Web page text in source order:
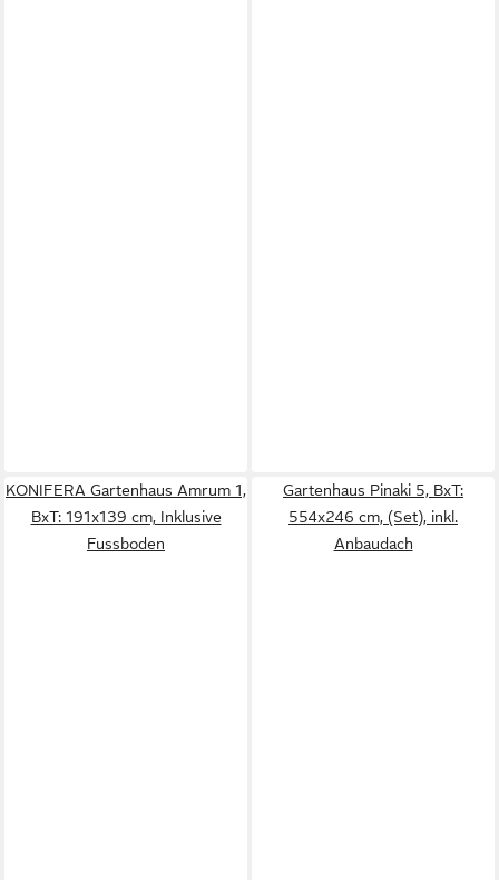
KONIFERA Gartenhaus Amrum 1,
BxT: 191x139 cm, Inklusive
Fussboden
Gartenhaus Pinaki 5, BxT:
554x246 cm, (Set), inkl.
Anbaudach